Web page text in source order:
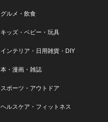
グルメ・飲食
キッズ・ベビー・玩具
インテリア・日用雑貨・DIY
本・漫画・雑誌
スポーツ・アウトドア
ヘルスケア・フィットネス